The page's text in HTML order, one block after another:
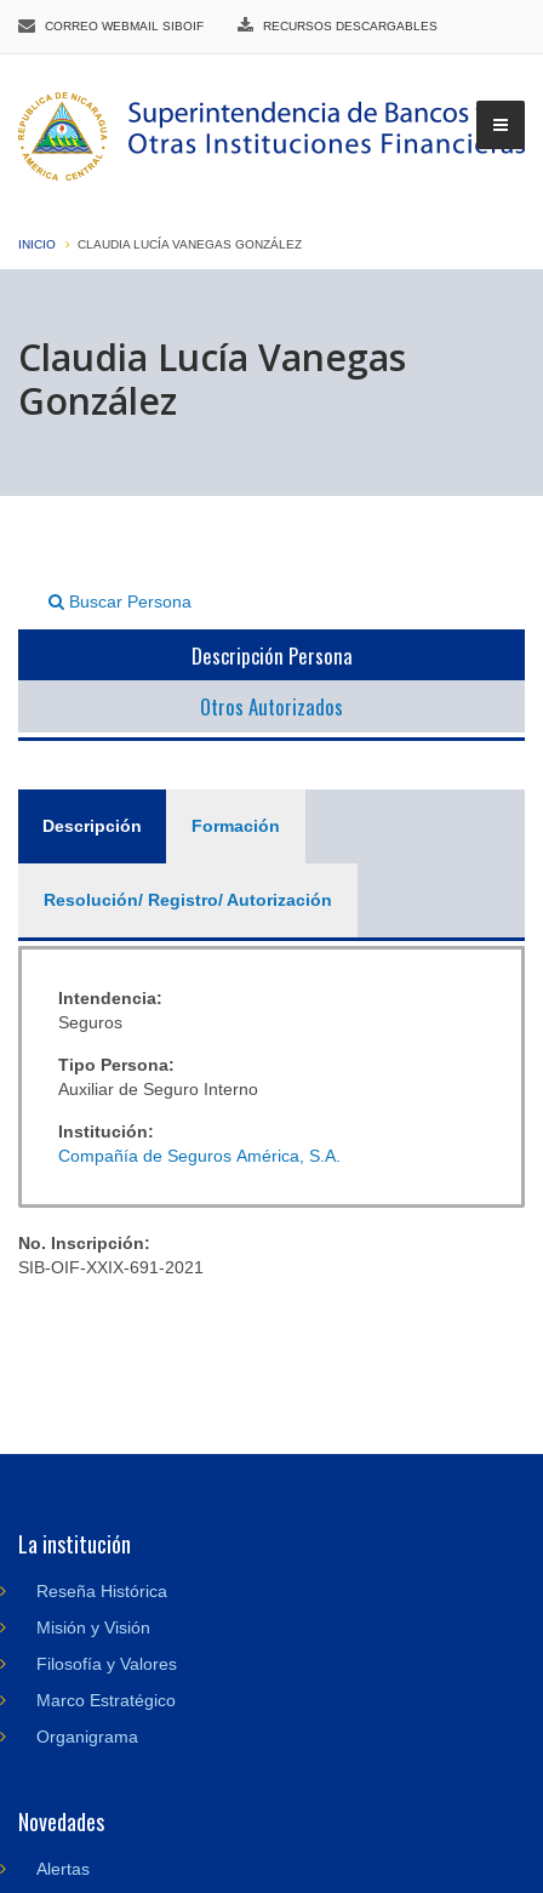
CORREO WEBMAIL SIBOIF RECURSOS DESCARGABLES
INICIO CLAUDIA LUCÍA VANEGAS GONZÁLEZ
Claudia Lucía Vanegas
González
Buscar Persona
Descripción Persona
Otros Autorizados
Descripción (solapaFormación
Resolución/ Registro/ Autorización
Intendencia:
Seguros
Tipo Persona:
Auxiliar de Seguro Interno
Institución:
Compañía de Seguros América, S.A.
No. Inscripción:
SIB-OIF-XXIX-691-2021
La institución
Reseña Histórica
Misión y Visión
Filosofía y Valores
Marco Estratégico
Organigrama
Novedades
Alertas